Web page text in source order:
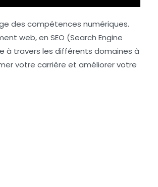
des compétences numériques.
web, en SEO (Search Engine
à travers les différents domaines à
votre carrière et améliorer votre